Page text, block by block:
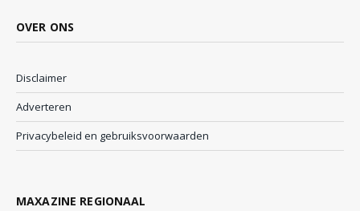
OVER ONS
Disclaimer
Adverteren
Privacybeleid en gebruiksvoorwaarden
MAXAZINE REGIONAAL